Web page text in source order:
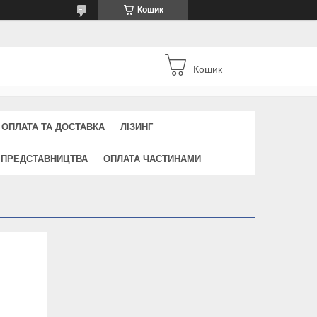
Кошик
Кошик
ОПЛАТА ТА ДОСТАВКА ЛІЗИНГ
ОПЛАТА ЧАСТИНАМИ